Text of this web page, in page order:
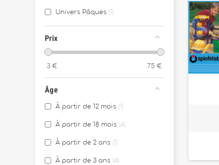
Univers Pâques
Prix
3 € 75 €
Âge
À partir de 12 mois
À partir de 18 mois 4
À partir de 2 ans
À partir de 3 ans 4